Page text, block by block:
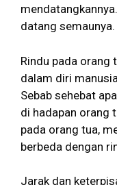
datang semaunya.
Rindu pada orang
dalam diri
Sebab sehebat
di hadapan orang
pada orang tua,
berbeda dengan
Jarak dan